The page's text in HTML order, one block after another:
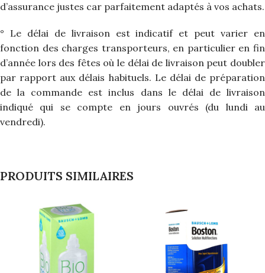
d’assurance justes car parfaitement adaptés à vos achats.
° Le délai de livraison est indicatif et peut varier en
fonction des charges transporteurs, en particulier en fin
d’année lors des fêtes où le délai de livraison peut doubler
par rapport aux délais habituels. Le délai de préparation
de la commande est inclus dans le délai de livraison
indiqué qui se compte en jours ouvrés (du lundi au
vendredi).
PRODUITS SIMILAIRES